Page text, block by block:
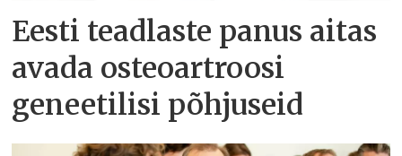
Eesti teadlaste panus aitas
avada osteoartroosi
geneetilisi põhjuseid